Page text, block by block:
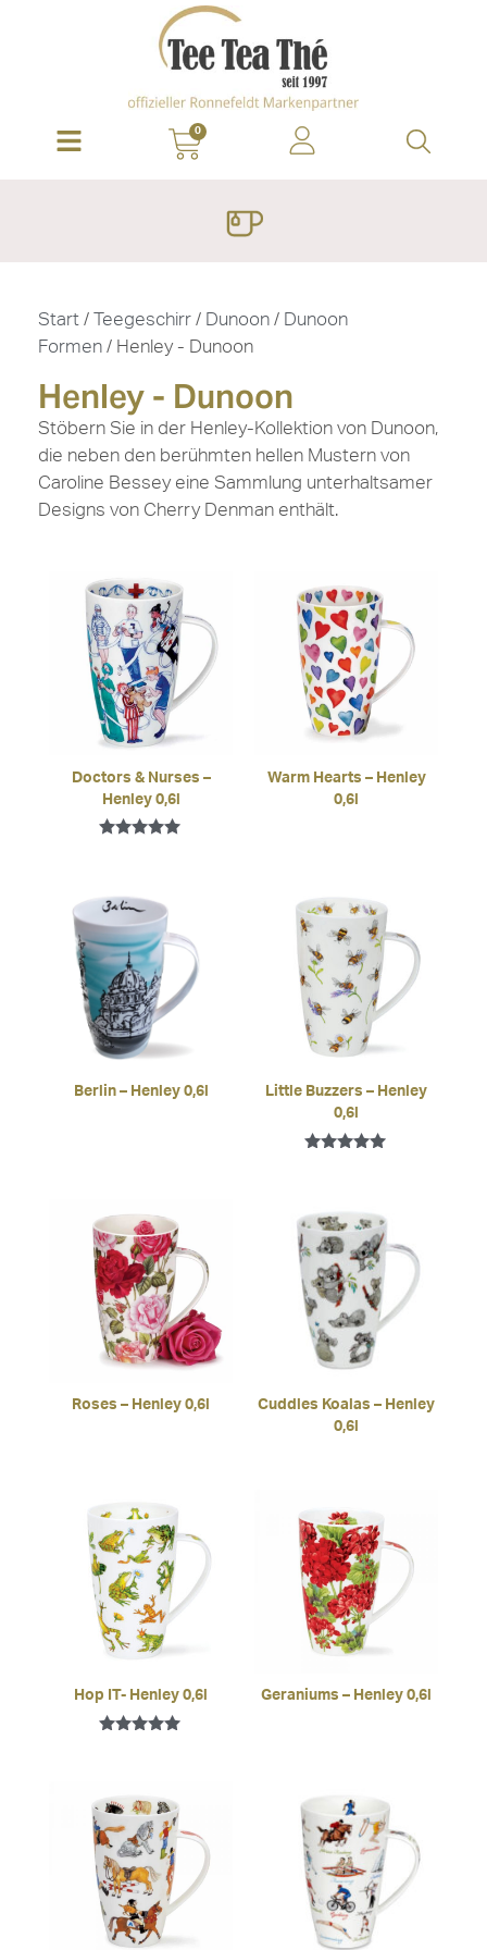
0
Start / Teegeschirr / Dunoon / Dunoon
Formen / Henley - Dunoon
Henley - Dunoon
Stöbern Sie in der Henley-Kollektion von Dunoon,
die neben den berühmten hellen Mustern von
Caroline Bessey eine Sammlung unterhaltsamer
Designs von Cherry Denman enthält.
Doctors & Nurses –
Henley 0,6l
Warm Hearts – Henley
0,6l
Berlin – Henley 0,6l
Little Buzzers – Henley
0,6l
Roses – Henley 0,6l
Cuddles Koalas – Henley
0,6l
Hop IT- Henley 0,6l Geraniums – Henley 0,6l